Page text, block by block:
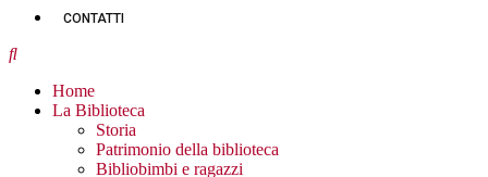
CONTATTI
Home
La Biblioteca
Storia
Patrimonio della biblioteca
Bibliobimbi e ragazzi